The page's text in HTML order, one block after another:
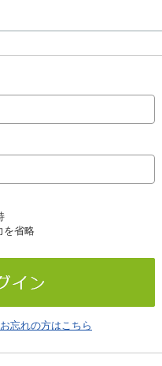
を省略
忘れの方はこちら